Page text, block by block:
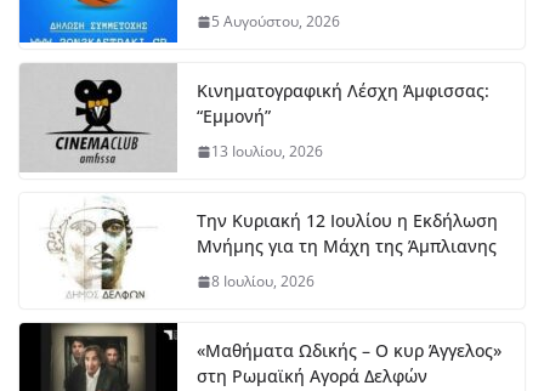
5 Αυγούστου, 2026
Κινηματογραφική Λέσχη Άμφισσας:
“Εμμονή”
13 Ιουλίου, 2026
Την Κυριακή 12 Ιουλίου η Εκδήλωση
Μνήμης για τη Μάχη της Άμπλιανης
8 Ιουλίου, 2026
«Μαθήματα Ωδικής – Ο κυρ Άγγελος»
στη Ρωμαϊκή Αγορά Δελφών